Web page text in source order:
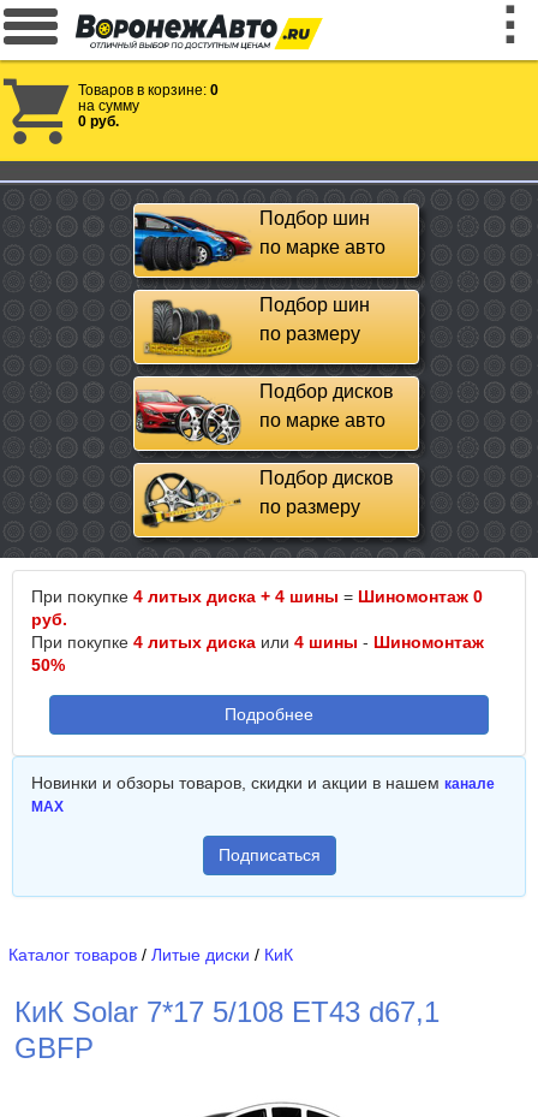
Товаров в корзине: 0
на сумму
0 руб.
Подбор шин
по марке авто
Подбор шин
по размеру
Подбор дисков
по марке авто
Подбор дисков
по размеру
При покупке 4 литых диска + 4 шины = Шиномонтаж 0
руб.
При покупке 4 литых диска или 4 шины - Шиномонтаж
50%
Подробнее
Новинки и обзоры товаров, скидки и акции в нашем канале
MAX
Подписаться
Каталог товаров / Литые диски / КиК
КиК Solar 7*17 5/108 ET43 d67,1
GBFP